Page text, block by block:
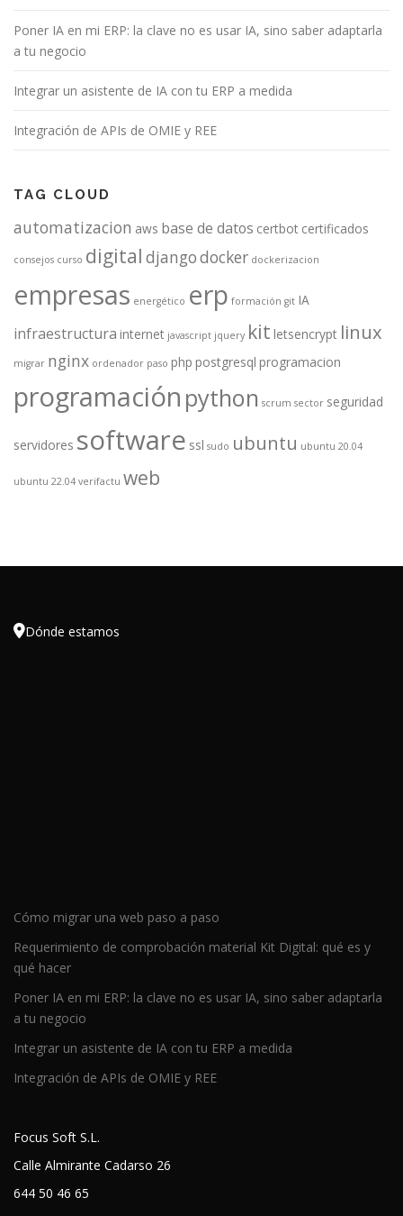
Poner IA en mi ERP: la clave no es usar IA, sino saber adaptarla
a tu negocio
Integrar un asistente de IA con tu ERP a medida
Integración de APIs de OMIE y REE
TAG CLOUD
automatizacion aws base de datos certbot certificados
consejos curso digital djangodocker dockerizacion
empresas energético erp formación git IA
infraestructura internet javascript jquery kit letsencrypt linux
migrar nginx ordenador paso php postgresql programacion
programación python scrum sector seguridad
servidores software ssl sudo ubuntu ubuntu 20.04
ubuntu 22.04 verifactu web
Dónde estamos
Cómo migrar una web paso a paso
Requerimiento de comprobación material Kit Digital: qué es y
qué hacer
Poner IA en mi ERP: la clave no es usar IA, sino saber adaptarla
a tu negocio
Integrar un asistente de IA con tu ERP a medida
Integración de APIs de OMIE y REE
Focus Soft S.L.
Calle Almirante Cadarso 26
644 50 46 65